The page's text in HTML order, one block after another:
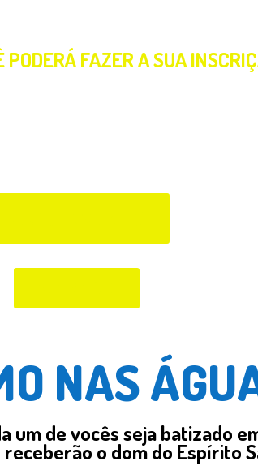
PODERÁ FAZER A SUA
NAS
um de vocês seja batizado
o dom do Espírito